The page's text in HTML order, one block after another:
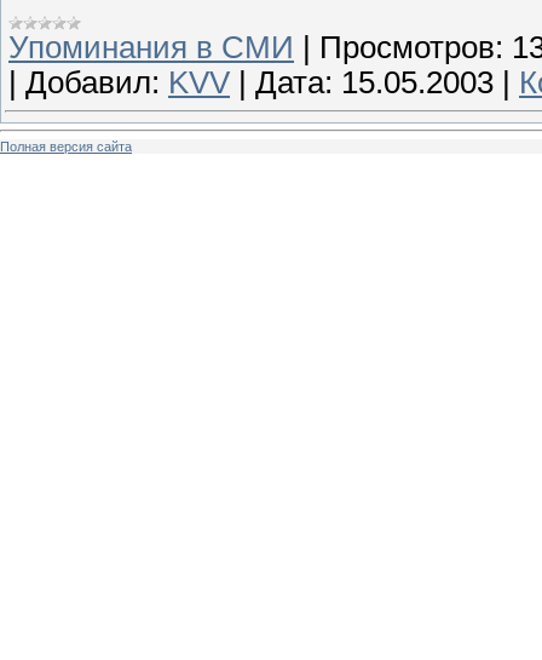
Упоминания в СМИ | Просмотров:
| Добавил: KVV | Дата: 15.05.2003 |
Полная версия сайта